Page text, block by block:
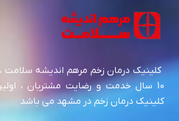
کلینیک درمان زخم مرهم اندیشه سلامت ،
10 سال خدمت و رضایت مشتریان ،
کلینیک درمان زخم در مشهد می باشد